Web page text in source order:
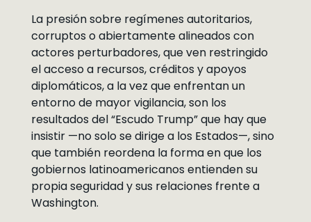
La presión sobre regímenes autoritarios,
corruptos o abiertamente alineados con
actores perturbadores, que ven restringido
el acceso a recursos, créditos y apoyos
diplomáticos, a la vez que enfrentan un
entorno de mayor vigilancia, son los
resultados del “Escudo Trump” que hay que
insistir —no solo se dirige a los Estados—, sino
que también reordena la forma en que los
gobiernos latinoamericanos entienden su
propia seguridad y sus relaciones frente a
Washington.